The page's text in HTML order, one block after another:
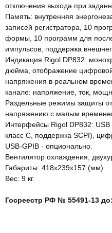
отключения выхода при
Память: внутренняя
записей регистратора, 10
формы, 10 программ для
импульсов, поддержка
Индикация Rigol DP832:
дюйма, отображение
напряжения в реальном
канале: напряжение, ток,
Раздельные режимы защиты от
напряжению с малым
Интерфейсы Rigol DP832:
класс С, поддержка SCPI),
USB-GPIB - опционально.
Вентилятор охлаждения,
Габариты: 418x239x157 (мм).
Вес: 9 кг.
Госреестр РФ № 55491-13 до: